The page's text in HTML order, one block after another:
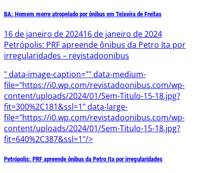
BA: Homem morre atropelado por ônibus em Teixeira de Freitas
16 de janeiro de 202416 de janeiro de 2024
Petrópolis: PRF apreende ônibus da Petro Ita por
irregularidades – revistadoonibus
" data-image-caption="" data-medium-
file="https://i0.wp.com/revistadoonibus.com/wp-
content/uploads/2024/01/Sem-Titulo-15-18.jpg?
fit=300%2C181&ssl=1" data-large-
file="https://i0.wp.com/revistadoonibus.com/wp-
content/uploads/2024/01/Sem-Titulo-15-18.jpg?
fit=640%2C387&ssl=1"/>
Petrópolis: PRF apreende ônibus da Petro Ita por irregularidades